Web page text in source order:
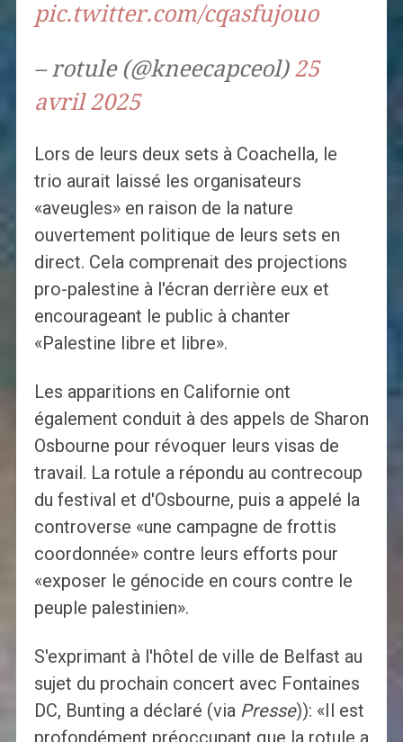
pic.twitter.com/cqasfujouo
– rotule (@kneecapceol) 25
avril 2025
Lors de leurs deux sets à Coachella, le
trio aurait laissé les organisateurs
«aveugles» en raison de la nature
ouvertement politique de leurs sets en
direct. Cela comprenait des projections
pro-palestine à l'écran derrière eux et
encourageant le public à chanter
«Palestine libre et libre».
Les apparitions en Californie ont
également conduit à des appels de Sharon
Osbourne pour révoquer leurs visas de
travail. La rotule a répondu au contrecoup
du festival et d'Osbourne, puis a appelé la
controverse «une campagne de frottis
coordonnée» contre leurs efforts pour
«exposer le génocide en cours contre le
peuple palestinien».
S'exprimant à l'hôtel de ville de Belfast au
sujet du prochain concert avec Fontaines
DC, Bunting a déclaré (via Presse)): «Il est
profondément préoccupant que la rotule a